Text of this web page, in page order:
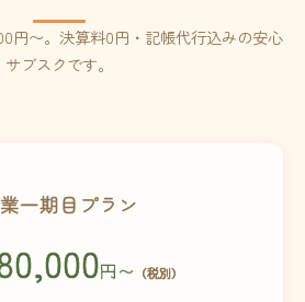
円〜。決算料0円・記帳代行込みの安心
サブスクです。
一期目プラン
円〜 （税別）